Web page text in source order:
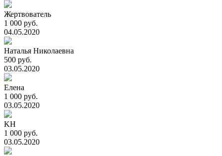
Жертвователь
1 000 руб.
04.05.2020
Наталья Николаевна
500 руб.
03.05.2020
Елена
1 000 руб.
03.05.2020
KH
1 000 руб.
03.05.2020